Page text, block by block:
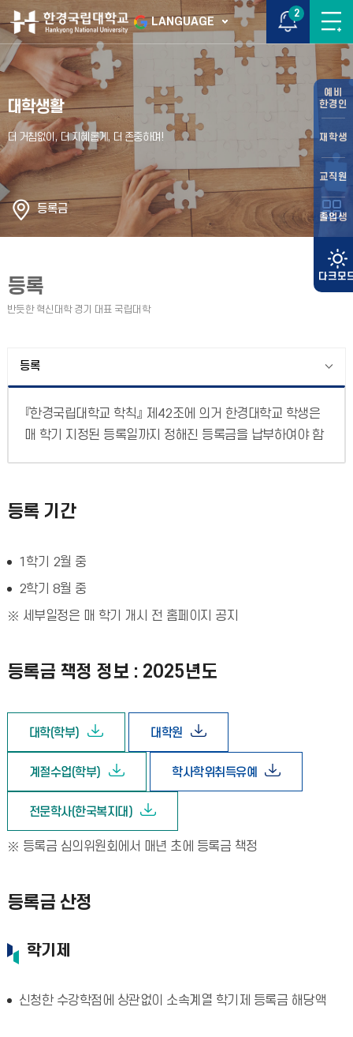
LANGUAGE
2
예비
한경인
재학생
교직원
졸업생
대학생활
등록금
등록
등록
『한경국립대학교 학칙』 제42조에 의거 한경대학교 학생은
매 학기 지정된 등록일까지 정해진 등록금을 납부하여야 함
등록 기간
1학기 2월 중
2학기 8월 중
세부일정은 매 학기 개시 전 홈페이지 공지
등록금 책정 정보 : 2025년도
대학(학부) 대학원
계절수업(학부) 학사학위취득유예
전문학사(한국복지대)
등록금 심의위원회에서 매년 초에 등록금 책정
등록금 산정
학기제
신청한 수강학점에 상관없이 소속계열 학기제 등록금 해당액